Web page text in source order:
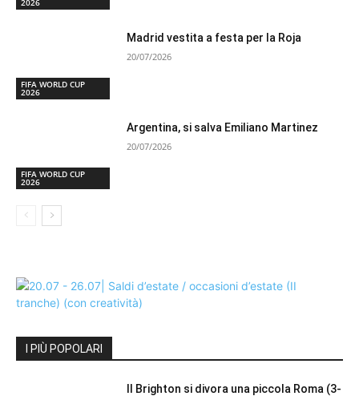
2026
FIFA WORLD CUP
2026
Madrid vestita a festa per la Roja
20/07/2026
FIFA WORLD CUP
2026
Argentina, si salva Emiliano Martinez
20/07/2026
I PIÙ POPOLARI
Il Brighton si divora una piccola Roma (3-